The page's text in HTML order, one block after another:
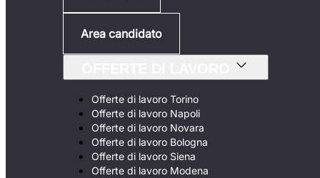
Area candidato
Offerte di lavoro Torino
Offerte di lavoro Napoli
Offerte di lavoro Novara
Offerte di lavoro Bologna
Offerte di lavoro Siena
Offerte di lavoro Modena